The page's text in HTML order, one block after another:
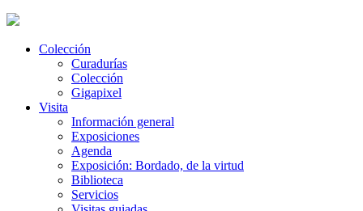
Colección
Curadurías
Colección
Gigapixel
Visita
Información general
Exposiciones
Agenda
Exposición: Bordado, de la virtud
Biblioteca
Servicios